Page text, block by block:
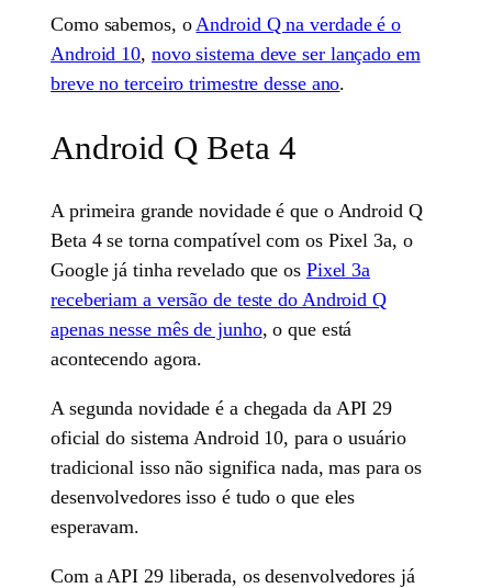
Como sabemos, o Android Q na verdade é o
Android 10, novo sistema deve ser lançado em
breve no terceiro trimestre desse ano.
Android Q Beta 4
A primeira grande novidade é que o Android Q
Beta 4 se torna compatível com os Pixel 3a, o
Google já tinha revelado que os Pixel 3a
receberiam a versão de teste do Android Q
apenas nesse mês de junho, o que está
acontecendo agora.
A segunda novidade é a chegada da API 29
oficial do sistema Android 10, para o usuário
tradicional isso não significa nada, mas para os
desenvolvedores isso é tudo o que eles
esperavam.
Com a API 29 liberada, os desenvolvedores já